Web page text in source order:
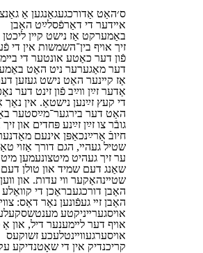
ס׳האָט אַדורכגעגאַנגען אַ
אײדער די דאָרפֿסלײַט האָבן
באַמערקט אַז נישט קײן ליכטן
זיך אױף בין־השמשות אין די
פֿון דער כאַטע אונטער די
דער מאָגערער ניט האָט
אַז קײנער האָט נישט געזען
אָדער זײַן װײַב פֿון זינט דער
די קעץ זײַנען נישטאָ. אין
האָט דער בירגער־מײַסטער
גובֿר צו זײַן זײַנע פּחדים און
חיובֿ אַרײַנכאַפּן אינעם
שטיל געהײ, הגם דורך אַזױ
ער זיך געהיט מיטצונעמען מיט
שאַנג דעם שמיד און טולן דעם
שטײנהאַקער װי עדות. און װען
האָבן דורכגעבראָכן די קװאָלע
האָבן זײ געפֿונען נאָר דאָס:
אױסגערײניקטע
אױף דער לײמענער דיל, און
אױסערגעװײנטלעכע זשוקעס
קריכנדיק אין די שאָטנדיקע